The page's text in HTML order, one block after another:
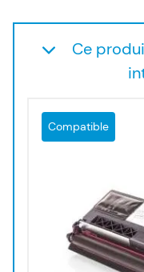
Ce
Compatible